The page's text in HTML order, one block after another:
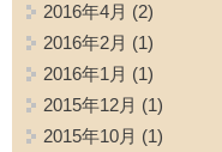
2016年4月 (2)
2016年2月 (1)
2016年1月 (1)
2015年12月 (1)
2015年10月 (1)